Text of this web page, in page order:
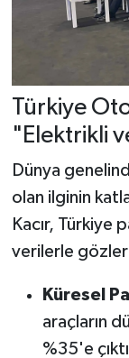
Türkiye
"Elektrikli
Dünya
olan ilginin
Kacır, Türkiye
verilerle
Küresel
araçların
%35'e